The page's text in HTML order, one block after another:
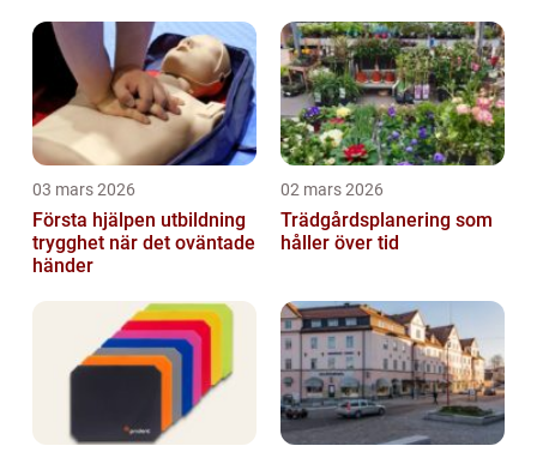
03 mars 2026
Första hjälpen utbildning
trygghet när det oväntade
händer
02 mars 2026
Trädgårdsplanering som
håller över tid